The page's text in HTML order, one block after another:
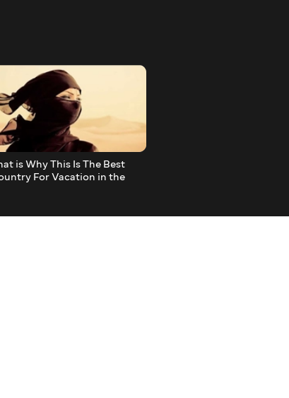
is Why This Is The Best
For Vacation in the